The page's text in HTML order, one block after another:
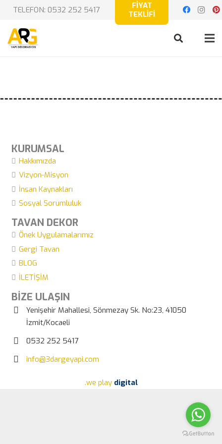
TELEFON: 0532 252 5417
FİYAT
TEKLİFİ
KURUMSAL
Hakkımızda
Vizyon-Misyon
İnsan Kaynakları
Sosyal Sorumluluk
TAVAN DEKOR
Önek Uygulamalarımız
Gergi Tavan
BLOG
İLETİŞİM
BİZE ULAŞIN
Yenişehir Mahallesi, Sönmezay Sk. No:23, 41050
İzmit/Kocaeli
0532 252 5417
info@3dargeyapi.com
.we play digital